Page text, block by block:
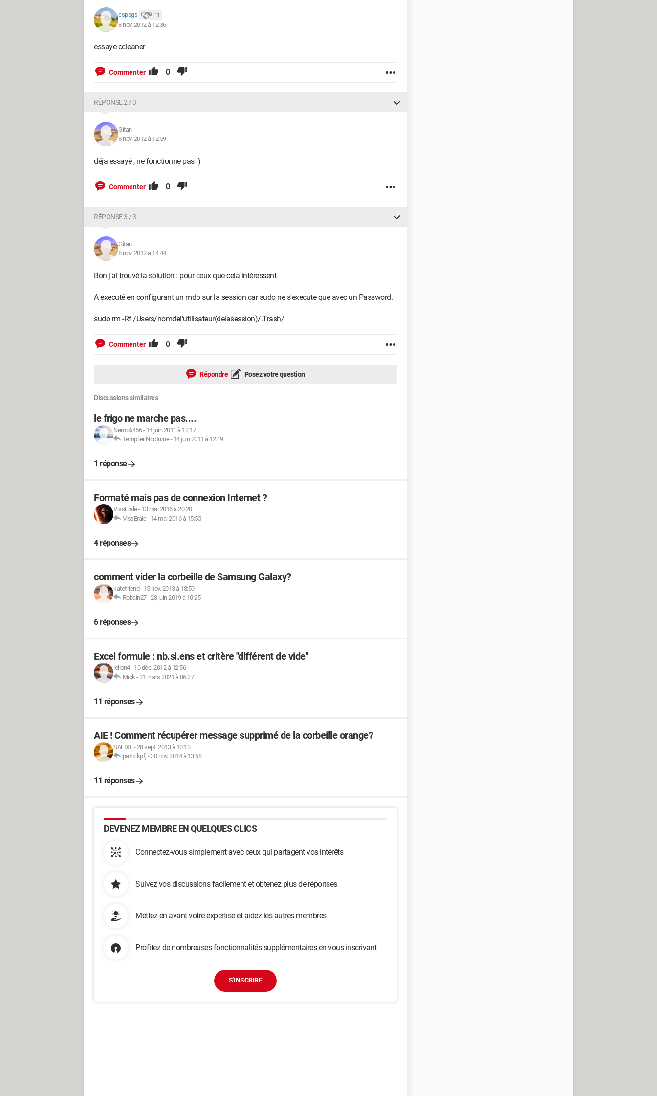
cspsgs 11
8 nov. 2012 à 12:36
essaye ccleaner
Commenter 0
RÉPONSE 2 / 3
Gîtan
8 nov. 2012 à 12:59
déja essayé , ne fonctionne pas :)
Commenter 0
RÉPONSE 3 / 3
Gîtan
8 nov. 2012 à 14:44
Bon j'ai trouvé la solution : pour ceux que cela intéressent
A executé en configurant un mdp sur la session car sudo ne s'execute que avec un Password.
sudo rm -Rf /Users/nomdel'utilisateur(delasession)/.Trash/
Commenter 0
Répondre Posez votre question
Discussions similaires
le frigo ne marche pas....
Nemo6456- 14 juin 2011 à 12:17
Templier Nocturne- 14 juin 2011 à 12:19
1 réponse
Formaté mais pas de connexion Internet ?
VissErale- 13 mai 2016 à 20:20
VissErale- 14 mai 2016 à 15:55
4 réponses
comment vider la corbeille de Samsung Galaxy?
katefriend - 15 nov. 2013 à 18:50
Robain27-28 juin 2019 à 10:25
6 réponses
Excel formule : nb.si.ens et critère "différent de vide"
lelion4- 10 déc. 2012 à 12:56
Mick- 31 mars 2021 à 06:27
11 réponses
AIE ! Comment récupérer message supprimé de la corbeille orange?
SALIXE-28 sept. 2013 à 10:13
patrickpfj - 30 nov. 2014 à 13:58
11 réponses
DEVENEZ MEMBRE EN QUELQUES CLICS
Connectez-vous simplement avec ceux qui partagent vos intérêts
Suivez vos discussions facilement et obtenez plus de réponses
Mettez en avant votre expertise et aidez les autres membres
Profitez de nombreuses fonctionnalités supplémentaires en vous inscrivant
S'INSCRIRE